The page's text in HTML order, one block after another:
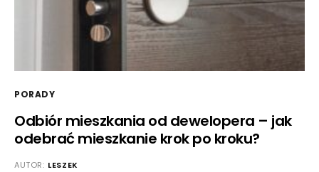
PORADY
Odbiór mieszkania od dewelopera – jak
odebrać mieszkanie krok po kroku?
AUTOR: LESZEK